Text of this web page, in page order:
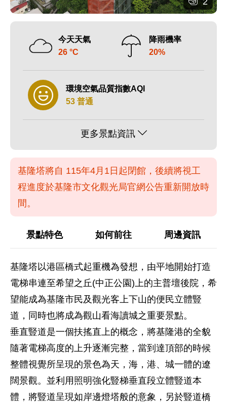
今天天氣
26 °C
降雨機率
20%
環境空氣品質指數AQI
53 普通
更多景點資訊
基隆塔將自 115年4月1日起閉館，後續將視工
程進度於基隆市文化觀光局官網公告重新開放時
間。
景點特色 如何前往 周邊資訊
基隆塔以港區橋式起重機為發想，由平地開始打造
電梯串連至希望之丘(中正公園)上的主普壇後院，希
望能成為基隆市民及觀光客上下山的便民立體豎
道，同時也將成為觀山看海讀城之重要景點。
垂直豎道是一個扶搖直上的概念，將基隆港的全貌
隨著電梯高度的上升逐漸完整，當到達頂部的時候
整體視覺所呈現的景色為天，海，港、城一體的遼
闊景觀。並利用照明強化豎梯垂直段立體豎道本
體，將豎道呈現如岸邊燈塔般的意象，另於豎道橋